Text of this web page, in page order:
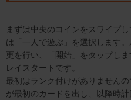
まずは中央のコインをスワイプ
は「一人で遊ぶ」を選択します
更を行い、「開始」をタップし
レイスタートです。
最初はランク付けがありません
が最初のカードを出し、以降時計